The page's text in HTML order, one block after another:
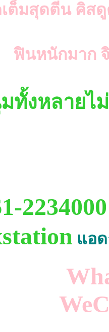
ต็มสุดตีน คิส
ฟินหนักมาก
ทั้งหลายไ
แอ